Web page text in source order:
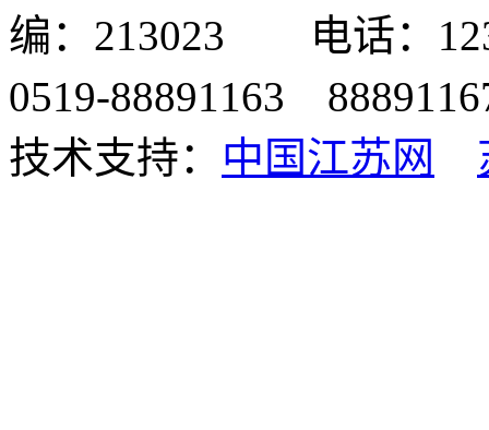
编：213023 电话：
0519-88891163
技术支持： 中国江苏网